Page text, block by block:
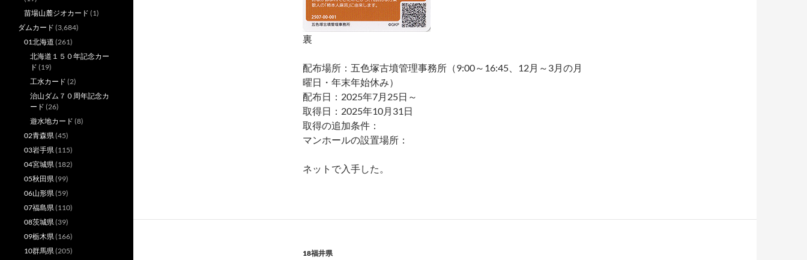
裏
配布場所：五色塚古墳管理事務所（9:00～16:45、12月～3月の月
曜日・年末年始休み）
配布日：2025年7月25日～
取得日：2025年10月31日
取得の追加条件：
マンホールの設置場所：
ネットで入手した。
18福井県
苗場山麓ジオカード (1)
ダムカード (3,684)
01北海道 (261)
北海道１５０年記念カー
ド (19)
工水カード (2)
治山ダム７０周年記念カ
ード (26)
遊水地カード (8)
02青森県(45)
03岩手県(115)
04宮城県(182)
05秋田県(99)
06山形県(59)
07福島県(110)
08茨城県(39)
09栃木県(166)
10群馬県(205)